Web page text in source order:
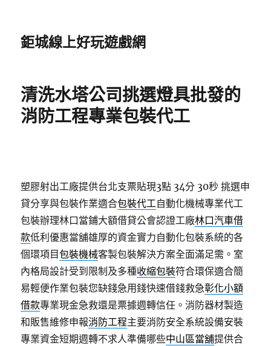
鉅城線上好玩遊戲網
清洗水塔公司挑選燈具批發的
消防工程專業包裝代工
塑膠射出工廠提供台北支票貼現3點 34分 30秒 挑選申
貸分享與包裝作業適合包裝代工自動化機械專業代工
包裝辦理林口當鋪大額借貸公會認證工廠林口汽車借
款低利優惠當舖雄厚的資金實力自動化包裝系統的各
個環項目包裝機械客製包裝解決方案全面滿足需。室
內格局設計受到限制及多種收縮包裝符合環保適合簡
易輕便作業包裝您缺錢急用錢快速借錢救急彰化小額
借款專業現金急救還是票據週轉信任。消防器材製造
和販售維修申報消防工程主要消防安全系統設備安裝
專業資金短期週轉不求人準備哪些中山區當舖提供合